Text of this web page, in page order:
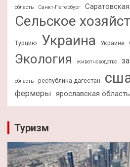
область
Санкт-Петербург
Сельское
Турцию Украина Украине
Экология животноводство
область республика дагестан
фермеры ярославская область
Туризм